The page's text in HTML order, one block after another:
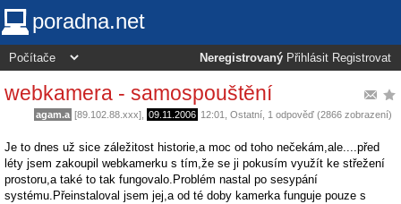
poradna.net
Neregistrovaný Přihlásit Registrovat
webkamera - samospouštění
agam.a [89.102.88.xxx], 09.11.2006 12:01 Ostatní , 1 odpověď (2866 zobrazení)
Je to dnes už sice záležitost historie,a moc od toho nečekám,ale....před
léty jsem zakoupil webkamerku s tím,že se ji pokusím využít ke střežení
prostoru,a také to tak fungovalo.Problém nastal po sesypání
systému.Přeinstaloval jsem jej,a od té doby kamerka funguje pouze s